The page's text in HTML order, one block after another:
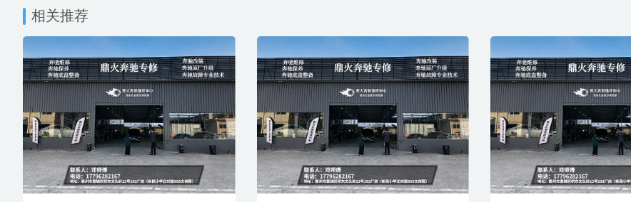
考量维度 关键要点
技术专业性与经验
核心团队是否具备原厂或长期品牌专修背景？是否熟悉
目标车型年款及发动机型号（如您的车辆是搭载M264
发动机的奔驰E级，或搭载M177发动机的AMG C
63）？能否处理复杂的电控系统故障？
专用设备与数据支持
是否配备奔驰原厂或同等级别的专用诊断设备（如
XENTRY/STAR DIAGNOSIS）？是否拥有可靠的维修
技术资料与电路图查询系统？